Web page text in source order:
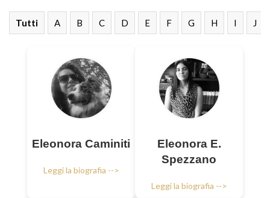
Tutti A B C D E F G H I J
Eleonora Caminiti
Leggi la biografia -->
Eleonora E.
Spezzano
Leggi la biografia -->